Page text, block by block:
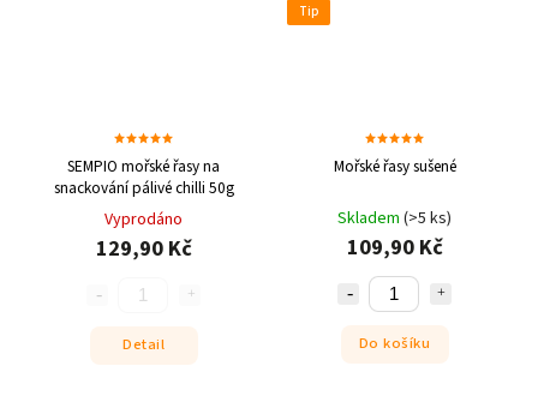
SEMPIO mořské řasy na
snackování pálivé chilli 50g
Vyprodáno
129,90 Kč
Detail
Tip
Mořské řasy sušené
Skladem (>5 ks)
109,90 Kč
Do košíku